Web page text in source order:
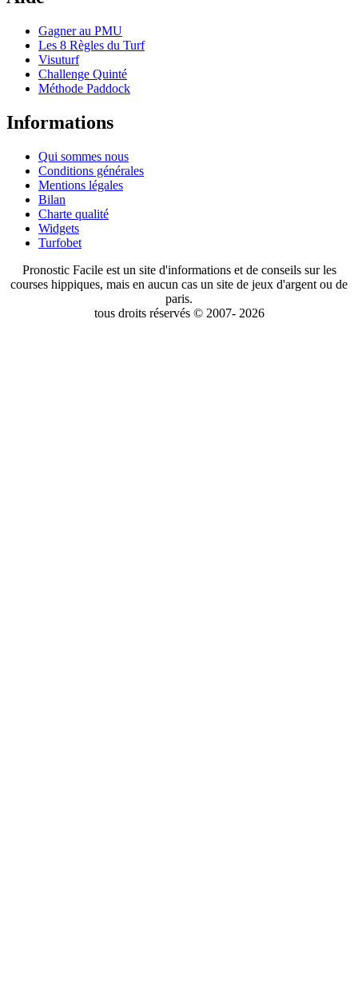
Gagner au PMU
Les 8 Règles du Turf
Visuturf
Challenge Quinté
Méthode Paddock
Informations
Qui sommes nous
Conditions générales
Mentions légales
Bilan
Charte qualité
Widgets
Turfobet
Pronostic Facile est un site d'informations et de conseils sur les
courses hippiques, mais en aucun cas un site de jeux d'argent ou de
paris.
tous droits réservés © 2007- 2026